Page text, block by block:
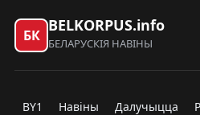
БК
BELKORPUS.info
БЕЛАРУСКІЯ НАВІНЫ
BY1 Навіны Далучыцца